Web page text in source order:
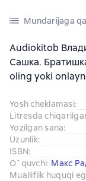
Mundarijaga
Audiokitob
Сашка.
oling yoki
Yosh cheklamasi:
Litresda
Yozilgan sana:
Uzunlik:
ISBN:
O`quvchi: Макс
Mualliflik huquqi